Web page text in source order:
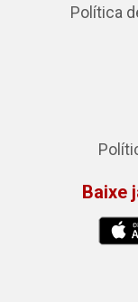
Política
Baixe